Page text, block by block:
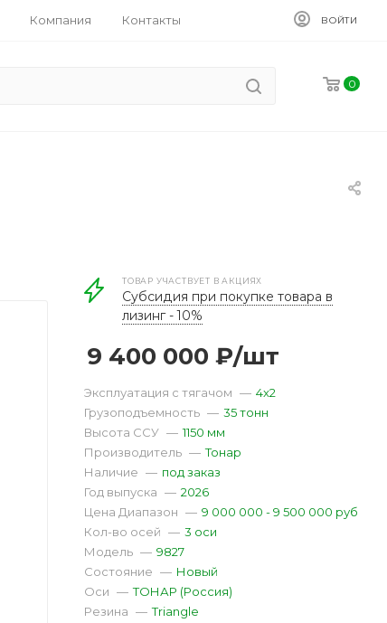
Компания Контакты ВОЙТИ
0
ТОВАР УЧАСТВУЕТ В АКЦИЯХ
Субсидия при покупке товара в
лизинг - 10%
9 400 000 ₽/шт
Эксплуатация с тягачом — 4x2
Грузоподъемность — 35 тонн
Высота ССУ — 1150 мм
Производитель — Тонар
Наличие — под заказ
Год выпуска — 2026
Цена Диапазон — 9 000 000 - 9 500 000 руб
Кол-во осей — 3 оси
Модель — 9827
Состояние — Новый
Оси — ТОНАР (Россия)
Резина — Triangle